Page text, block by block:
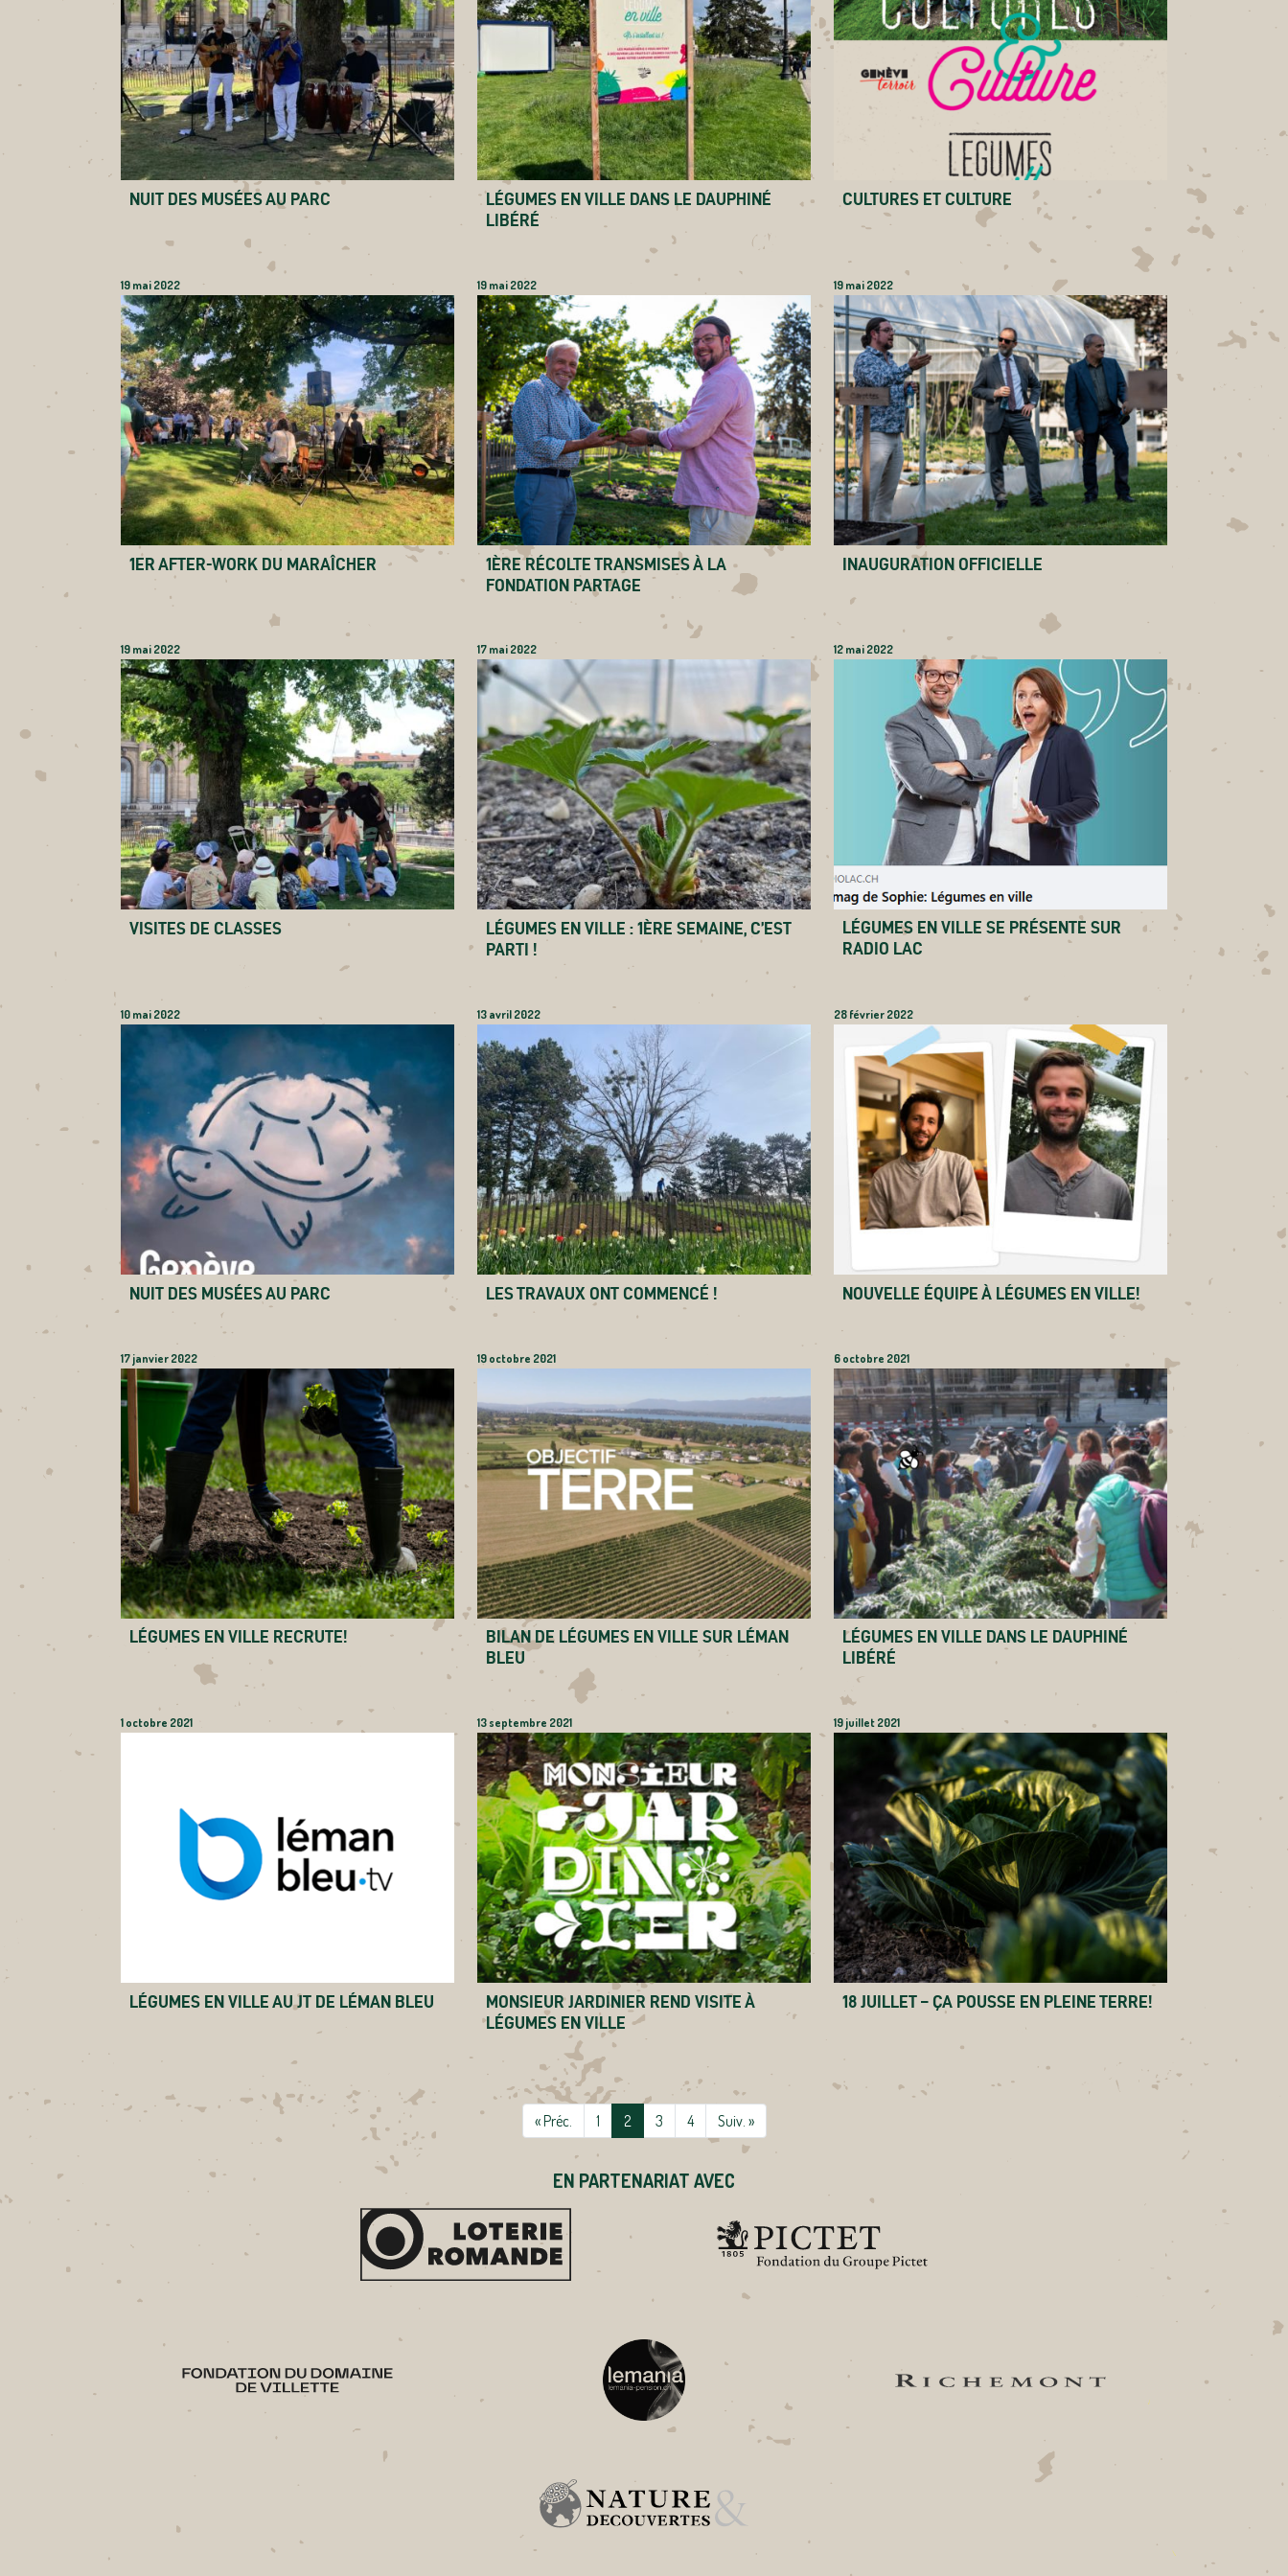
NUIT DES MUSÉES AU PARC
LÉGUMES EN VILLE DANS LE DAUPHINÉ
LIBÉRÉ
CULTURES ET CULTURE
19 mai 2022
1ER AFTER-WORK DU MARAÎCHER
19 mai 2022
1ÈRE RÉCOLTE TRANSMISES À LA
FONDATION PARTAGE
19 mai 2022
INAUGURATION OFFICIELLE
19 mai 2022
VISITES DE CLASSES
17 mai 2022
LÉGUMES EN VILLE : 1ÈRE SEMAINE, C’EST
PARTI !
12 mai 2022
LÉGUMES EN VILLE SE PRÉSENTE SUR
RADIO LAC
10 mai 2022
NUIT DES MUSÉES AU PARC
13 avril 2022
LES TRAVAUX ONT COMMENCÉ !
28 février 2022
NOUVELLE ÉQUIPE À LÉGUMES EN VILLE!
17 janvier 2022
LÉGUMES EN VILLE RECRUTE!
19 octobre 2021
BILAN DE LÉGUMES EN VILLE SUR LÉMAN
BLEU
6 octobre 2021
LÉGUMES EN VILLE DANS LE DAUPHINÉ
LIBÉRÉ
1 octobre 2021
LÉGUMES EN VILLE AU JT DE LÉMAN BLEU
13 septembre 2021
MONSIEUR JARDINIER REND VISITE À
LÉGUMES EN VILLE
19 juillet 2021
18 JUILLET – ÇA POUSSE EN PLEINE TERRE!
« Préc. 1 2 3 4 Suiv. »
EN PARTENARIAT AVEC